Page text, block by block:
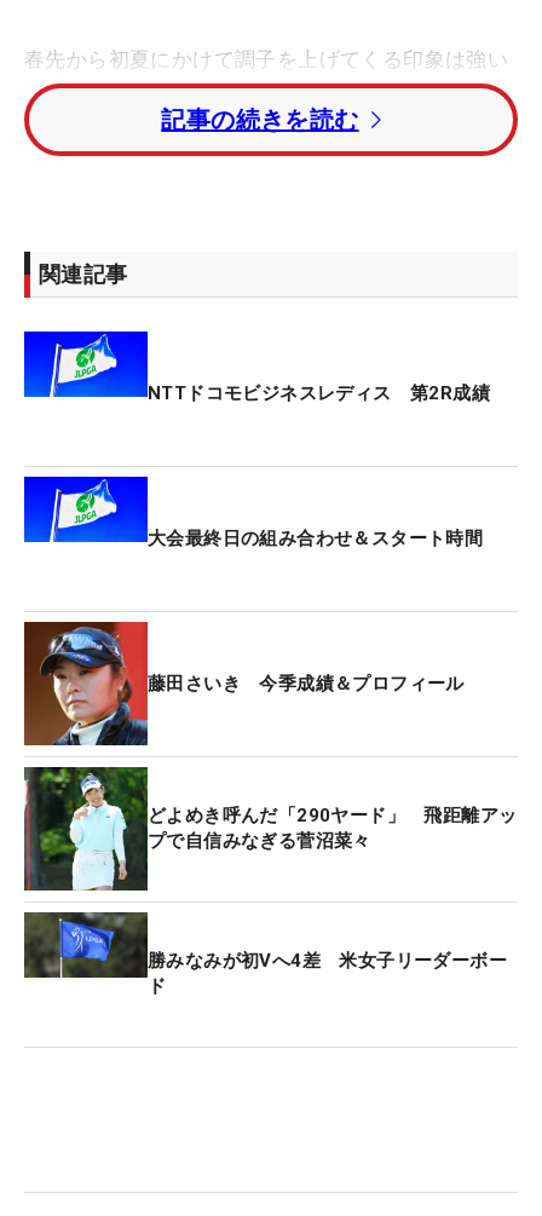
春先から初夏にかけて調子を上げてくる印象は強い
が、「オフにやったことを開幕から続けて、クラブ
や体の調整など今ぐらいからベストになってくる」
と、まさにここからが本格始動のタイミングだ。
温まったエンジンを、いよいよフル回転させる。
以上ない弾みとなる。昨年のサロンパスカップとい
えば、体調不良の中で死力を尽くした藤田とジエの
ちょうど浜野で行われた前身大会の頃に体調を崩
し、そのままメジャーへ突入。 第3ラウンド前夜に
は39. 5度の高熱に見舞われ、最終日もラウンド中に
浮かべながらも19ホールを完走したが、メジャー2
勝目には届かなかった。
あれから1年。「どんな形にしても最後は救急車で
運ばれないように（笑）」。プレーオフ後は自力で
歩くこともできず、そのまま救急搬送。「関係各者
の方に本当に申し訳ない」と振り返る。
「来週にビビっている」と苦笑しつつ、体調管理に
は細心の注意を払う。 「とりあえず“免疫”とついて
いるもの飲んでいます（笑）」と、できる備えはす
べて尽くす。
記事の続きを読む
関連記事
NTTドコモビジネスレディス 第2R成績
大会最終日の組み合わせ＆スタート時間
藤田さいき 今季成績＆プロフィール
どよめき呼んだ「290ヤード」 飛距離アッ
プで自信みなぎる菅沼菜々
勝みなみが初Vへ4差 米女子リーダーボー
ド